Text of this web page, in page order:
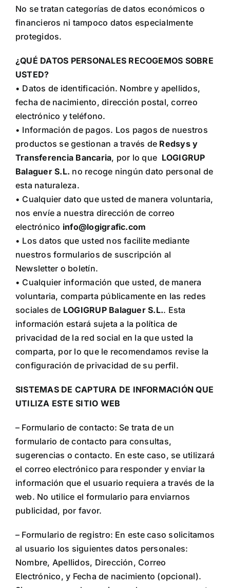
No se tratan categorías de datos económicos o
financieros ni tampoco datos especialmente
protegidos.
¿QUÉ DATOS PERSONALES RECOGEMOS SOBRE
USTED?
• Datos de identificación. Nombre y apellidos,
fecha de nacimiento, dirección postal, correo
electrónico y teléfono.
• Información de pagos. Los pagos de nuestros
productos se gestionan a través de Redsys y
Transferencia Bancaria, por lo que LOGIGRUP
Balaguer S.L. no recoge ningún dato personal de
esta naturaleza.
• Cualquier dato que usted de manera voluntaria,
nos envíe a nuestra dirección de correo
electrónico info@logigrafic.com
• Los datos que usted nos facilite mediante
nuestros formularios de suscripción al
Newsletter o boletín.
• Cualquier información que usted, de manera
voluntaria, comparta públicamente en las redes
sociales de LOGIGRUP Balaguer S.L.. Esta
información estará sujeta a la política de
privacidad de la red social en la que usted la
comparta, por lo que le recomendamos revise la
configuración de privacidad de su perfil.
SISTEMAS DE CAPTURA DE INFORMACIÓN QUE
UTILIZA ESTE SITIO WEB
– Formulario de contacto: Se trata de un
formulario de contacto para consultas,
sugerencias o contacto. En este caso, se utilizará
el correo electrónico para responder y enviar la
información que el usuario requiera a través de la
web. No utilice el formulario para enviarnos
publicidad, por favor.
– Formulario de registro: En este caso solicitamos
al usuario los siguientes datos personales:
Nombre, Apellidos, Dirección, Correo
Electrónico, y Fecha de nacimiento (opcional).